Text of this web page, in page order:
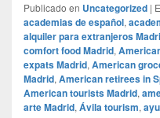
Publicado en Uncategorized |
academias de español,
alquiler para extranjeros
comfort food Madrid,
expats Madrid, American
Madrid, American retirees in
American tourists Madrid,
arte Madrid, Ávila tourism,